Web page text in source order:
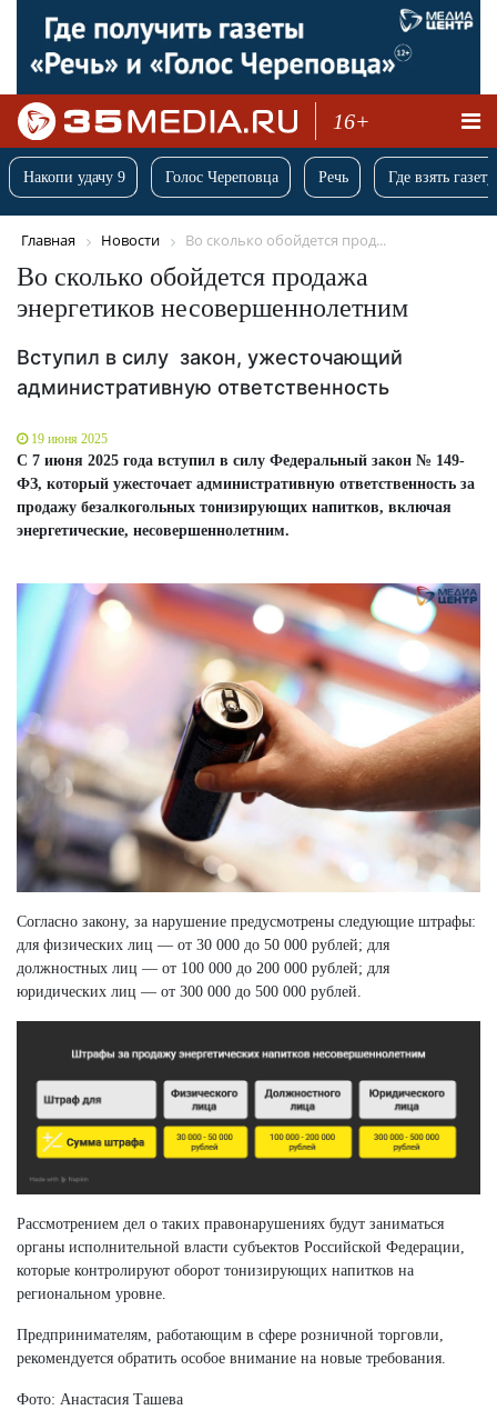
16+
Накопи удачу 9 Голос Череповца Речь Где взять
Главная Новости Во сколько обойдется прод...
Во сколько обойдется продажа
энергетиков несовершеннолетним
Вступил в силу закон, ужесточающий
административную ответственность
19 июня 2025
С 7 июня 2025 года вступил в силу Федеральный закон № 149-
ФЗ, который ужесточает административную ответственность за
продажу безалкогольных тонизирующих напитков, включая
энергетические, несовершеннолетним.
Согласно закону, за нарушение предусмотрены следующие штрафы:
для физических лиц — от 30 000 до 50 000 рублей; для
должностных лиц — от 100 000 до 200 000 рублей; для
юридических лиц — от 300 000 до 500 000 рублей.
Рассмотрением дел о таких правонарушениях будут заниматься
органы исполнительной власти субъектов Российской Федерации,
которые контролируют оборот тонизирующих напитков на
региональном уровне.
Предпринимателям, работающим в сфере розничной торговли,
рекомендуется обратить особое внимание на новые требования.
Фото: Анастасия Ташева